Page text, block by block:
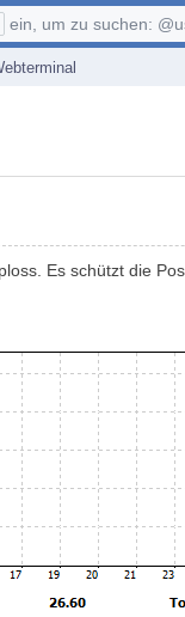
ein, um zu suchen: @user,
Es schützt die